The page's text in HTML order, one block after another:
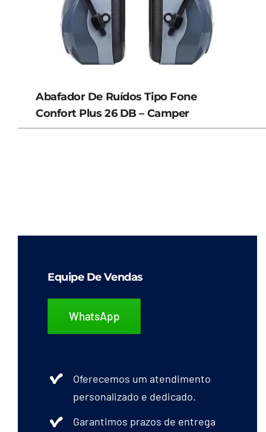
Abafador De Ruídos Tipo Fone
Confort Plus 26 DB – Camper
Equipe De Vendas
WhatsApp
Oferecemos um atendimento
personalizado e dedicado.
Garantimos prazos de entrega